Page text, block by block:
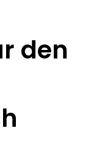
den